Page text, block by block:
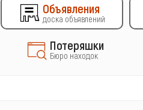
Объявления
доска объявлений
Потеряшки
Бюро находок